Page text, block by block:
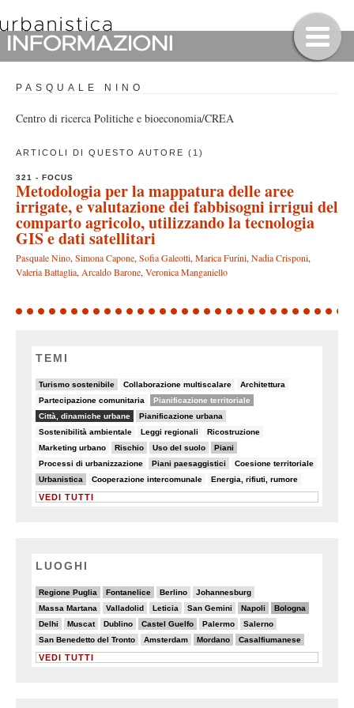
PASQUALE NINO
Centro di ricerca Politiche e bioeconomia/CREA
ARTICOLI DI QUESTO AUTORE (1)
321 - FOCUS
Metodologia per la mappatura delle aree
irrigate, e valutazione dei fabbisogni irrigui del
comparto agricolo, utilizzando la tecnologia
GIS e dati satellitari
Pasquale Nino, Simona Capone, Sofia Galeotti, Marica Furini, Nadia Crisponi,
Valeria Battaglia, Arcaldo Barone, Veronica Manganiello
TEMI
Turismo sostenibile
18/90 Collaborazione multiscalare
5/90 Architettura
7/90
Partecipazione comunitaria
7/90 Pianificazione territoriale
48/90
Città, dinamiche urbane
81/90 Pianificazione urbana
22/90
Sostenibilità ambientale
5/90 Leggi regionali
5/90 Ricostruzione
7/90
Marketing urbano
5/90 Rischio
19/90 Uso del suolo
10/90 Piani
28/90
Processi di urbanizzazione
8/90 Piani paesaggistici
10/90 Coesione territoriale
8/90
Urbanistica
28/90 Cooperazione intercomunale
7/90 Energia, rifiuti, rumore
6/90
VEDI TUTTI
LUOGHI
Regione Puglia
7/20 Fontanelice
6/20 Berlino
2/20 Johannesburg
3/20
Massa Martana
2/20 Valladolid
3/20 Leticia
5/20 San Gemini
2/20 Napoli
7/20 Bologna
8/20
Delhi
4/20 Muscat
3/20 Dublino
3/20 Castel Guelfo
6/20 Palermo
2/20 Salerno
4/20
San Benedetto del Tronto
3/20 Amsterdam
3/20 Mordano
6/20 Casalfiumanese
6/20
VEDI TUTTI